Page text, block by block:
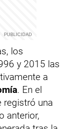
los
y 2015 las
a
. En el
registró una
anterior,